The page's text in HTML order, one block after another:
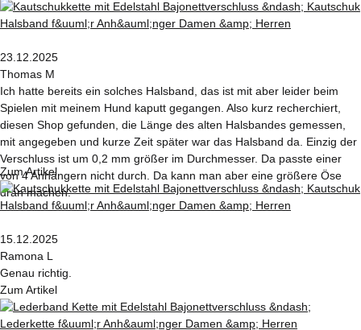
23.12.2025
Thomas M
Ich hatte bereits ein solches Halsband, das ist mit aber leider beim
Spielen mit meinem Hund kaputt gegangen. Also kurz recherchiert,
diesen Shop gefunden, die Länge des alten Halsbandes gemessen,
mit angegeben und kurze Zeit später war das Halsband da. Einzig der
Verschluss ist um 0,2 mm größer im Durchmesser. Da passte einer
von 4 Anhängern nicht durch. Da kann man aber eine größere Öse
dran machen.
Zum Artikel
15.12.2025
Ramona L
Genau richtig.
Zum Artikel